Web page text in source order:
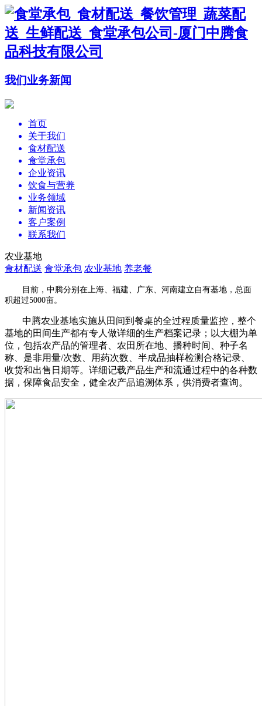
我们业务新闻
首页
关于我们
食材配送
食堂承包
企业资讯
饮食与营养
业务领域
新闻资讯
客户案例
联系我们
农业基地
食材配送 食堂承包 农业基地 养老餐
目前，中腾分别在上海、福建、广东、河南建立自有基地，总面
积超过5000亩。
中腾农业基地实施从田间到餐桌的全过程质量监控，整个
基地的田间生产都有专人做详细的生产档案记录；以大棚为单
位，包括农产品的管理者、农田所在地、播种时间、种子名
称、是非用量/次数、用药次数、半成品抽样检测合格记录、
收货和出售日期等。详细记载产品生产和流通过程中的各种数
据，保障食品安全，健全农产品追溯体系，供消费者查询。